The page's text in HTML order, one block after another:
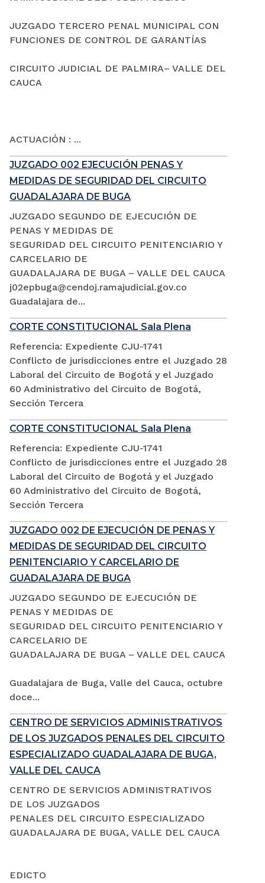
JUZGADO TERCERO PENAL MUNICIPAL CON
FUNCIONES DE CONTROL DE GARANTÍAS
CIRCUITO JUDICIAL DE PALMIRA– VALLE DEL
CAUCA
ACTUACIÓN : ...
JUZGADO 002 EJECUCIÓN PENAS Y
MEDIDAS DE SEGURIDAD DEL CIRCUITO
GUADALAJARA DE BUGA
JUZGADO SEGUNDO DE EJECUCIÓN DE
PENAS Y MEDIDAS DE
SEGURIDAD DEL CIRCUITO PENITENCIARIO Y
CARCELARIO DE
GUADALAJARA DE BUGA – VALLE DEL CAUCA
j02epbuga@cendoj.ramajudicial.gov.co
Guadalajara de...
CORTE CONSTITUCIONAL Sala Plena
Referencia: Expediente CJU-1741
Conflicto de jurisdicciones entre el Juzgado 28
Laboral del Circuito de Bogotá y el Juzgado
60 Administrativo del Circuito de Bogotá,
Sección Tercera
CORTE CONSTITUCIONAL Sala Plena
Referencia: Expediente CJU-1741
Conflicto de jurisdicciones entre el Juzgado 28
Laboral del Circuito de Bogotá y el Juzgado
60 Administrativo del Circuito de Bogotá,
Sección Tercera
JUZGADO 002 DE EJECUCIÓN DE PENAS Y
MEDIDAS DE SEGURIDAD DEL CIRCUITO
PENITENCIARIO Y CARCELARIO DE
GUADALAJARA DE BUGA
JUZGADO SEGUNDO DE EJECUCIÓN DE
PENAS Y MEDIDAS DE
SEGURIDAD DEL CIRCUITO PENITENCIARIO Y
CARCELARIO DE
GUADALAJARA DE BUGA – VALLE DEL CAUCA
Guadalajara de Buga, Valle del Cauca, octubre
doce...
CENTRO DE SERVICIOS ADMINISTRATIVOS
DE LOS JUZGADOS PENALES DEL CIRCUITO
ESPECIALIZADO GUADALAJARA DE BUGA,
VALLE DEL CAUCA
CENTRO DE SERVICIOS ADMINISTRATIVOS
DE LOS JUZGADOS
PENALES DEL CIRCUITO ESPECIALIZADO
GUADALAJARA DE BUGA, VALLE DEL CAUCA
EDICTO